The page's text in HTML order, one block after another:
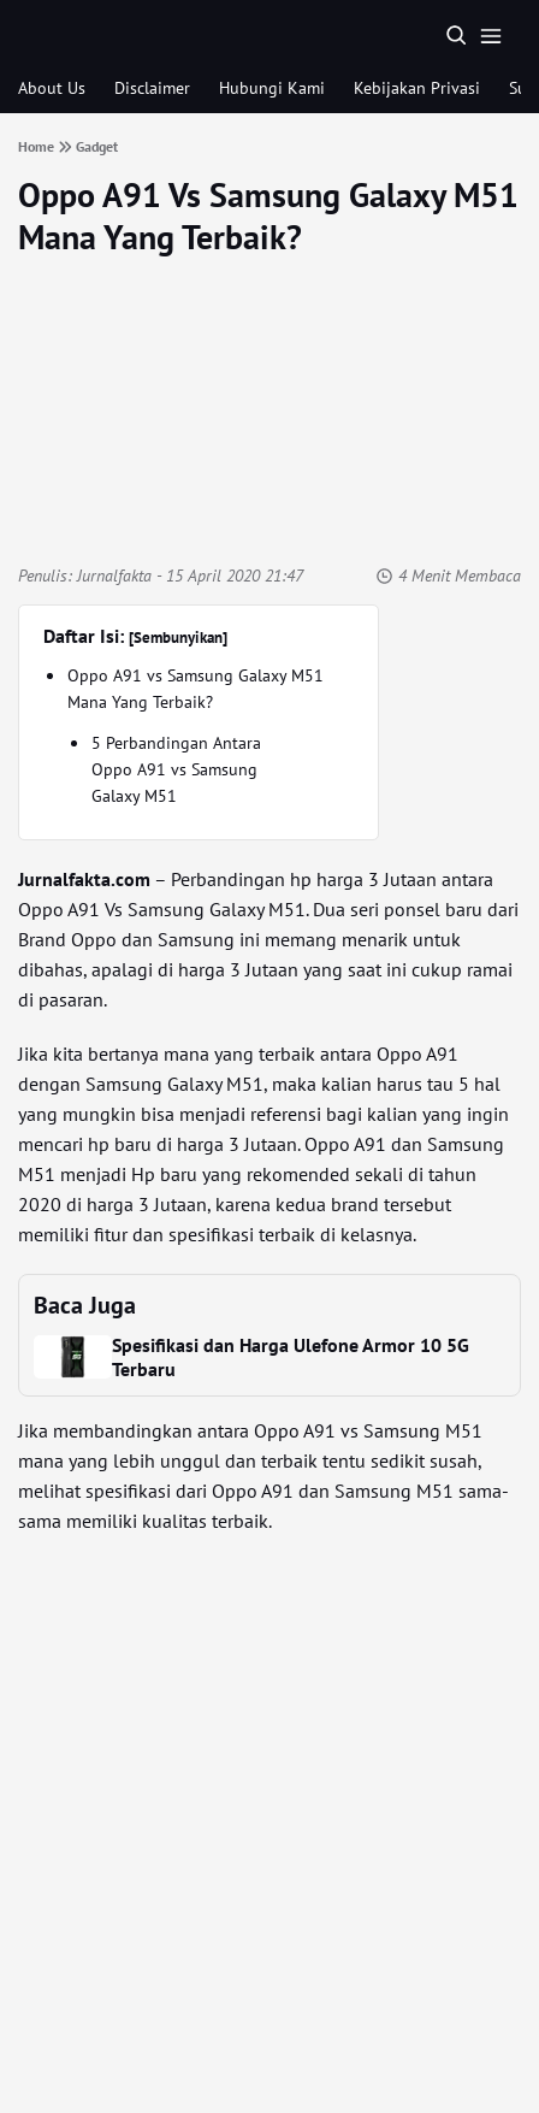
About Us Disclaimer Hubungi Kami Kebijakan Privasi
Home Gadget
Oppo A91 Vs Samsung Galaxy M51
Mana Yang Terbaik?
Penulis:Jurnalfakta - 15 April 2020 21:47 4 Menit Membaca
Daftar Isi: [Sembunyikan]
Oppo A91 vs Samsung Galaxy M51
Mana Yang Terbaik?
5 Perbandingan Antara
Oppo A91 vs Samsung
Galaxy M51
Jurnalfakta.com – Perbandingan hp harga 3 Jutaan antara
Oppo A91 Vs Samsung Galaxy M51. Dua seri ponsel baru dari
Brand Oppo dan Samsung ini memang menarik untuk
dibahas, apalagi di harga 3 Jutaan yang saat ini cukup ramai
di pasaran.
Jika kita bertanya mana yang terbaik antara Oppo A91
dengan Samsung Galaxy M51, maka kalian harus tau 5 hal
yang mungkin bisa menjadi referensi bagi kalian yang ingin
mencari hp baru di harga 3 Jutaan. Oppo A91 dan Samsung
M51 menjadi Hp baru yang rekomended sekali di tahun
2020 di harga 3 Jutaan, karena kedua brand tersebut
memiliki fitur dan spesifikasi terbaik di kelasnya.
Baca Juga
Spesifikasi dan Harga Ulefone Armor 10 5G
Terbaru
Jika membandingkan antara Oppo A91 vs Samsung M51
mana yang lebih unggul dan terbaik tentu sedikit susah,
melihat spesifikasi dari Oppo A91 dan Samsung M51 sama-
sama memiliki kualitas terbaik.